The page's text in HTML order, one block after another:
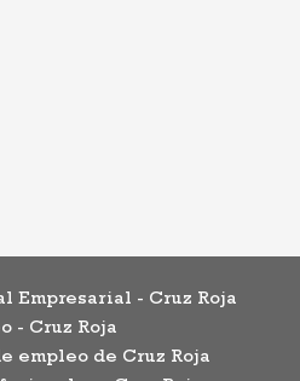
Empresarial - Cruz Roja
- Cruz Roja
empleo de Cruz Roja